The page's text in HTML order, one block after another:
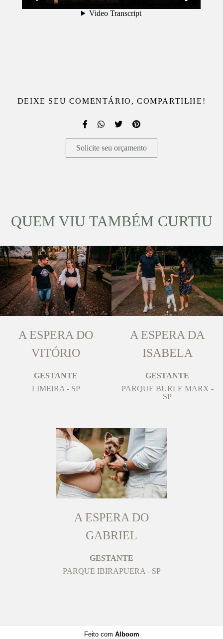
DEIXE SEU COMENTÁRIO, COMPARTILHE!
Solicite seu orçamento
QUEM VIU TAMBÉM CURTIU
A ESPERA DO
VITÓRIO
GESTANTE
LIMEIRA - SP
A ESPERA DA
ISABELA
GESTANTE
PARQUE BURLE MARX -
SP
A ESPERA DO
GABRIEL
GESTANTE
PARQUE IBIRAPUERA - SP
Feito com Alboom